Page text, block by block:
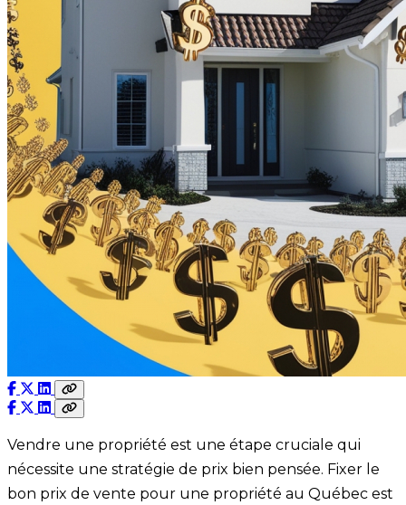
Vendre une propriété est une étape cruciale qui
nécessite une stratégie de prix bien pensée. Fixer le
bon prix de vente pour une propriété au Québec est